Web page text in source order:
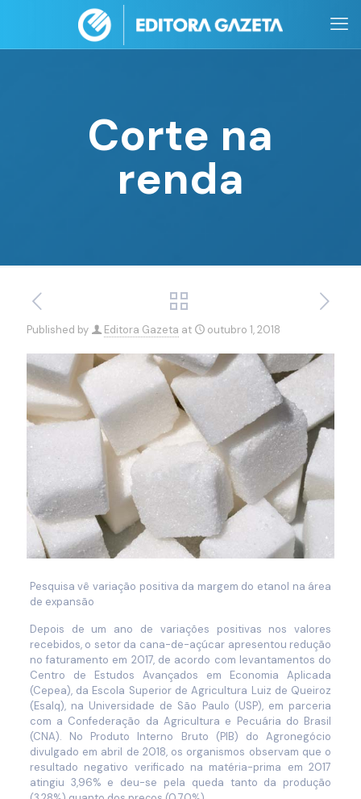
Corte na
renda
Published by Editora Gazeta at outubro 1, 2018
Pesquisa vê variação positiva da margem do etanol na área
de expansão
Depois de um ano de variações positivas nos valores
recebidos, o setor da cana-de-açúcar apresentou redução
no faturamento em 2017, de acordo com levantamentos do
Centro de Estudos Avançados em Economia Aplicada
(Cepea), da Escola Superior de Agricultura Luiz de Queiroz
(Esalq), na Universidade de São Paulo (USP), em parceria
com a Confederação da Agricultura e Pecuária do Brasil
(CNA). No Produto Interno Bruto (PIB) do Agronegócio
divulgado em abril de 2018, os organismos observam que o
resultado negativo verificado na matéria-prima em 2017
atingiu 3,96% e deu-se pela queda tanto da produção